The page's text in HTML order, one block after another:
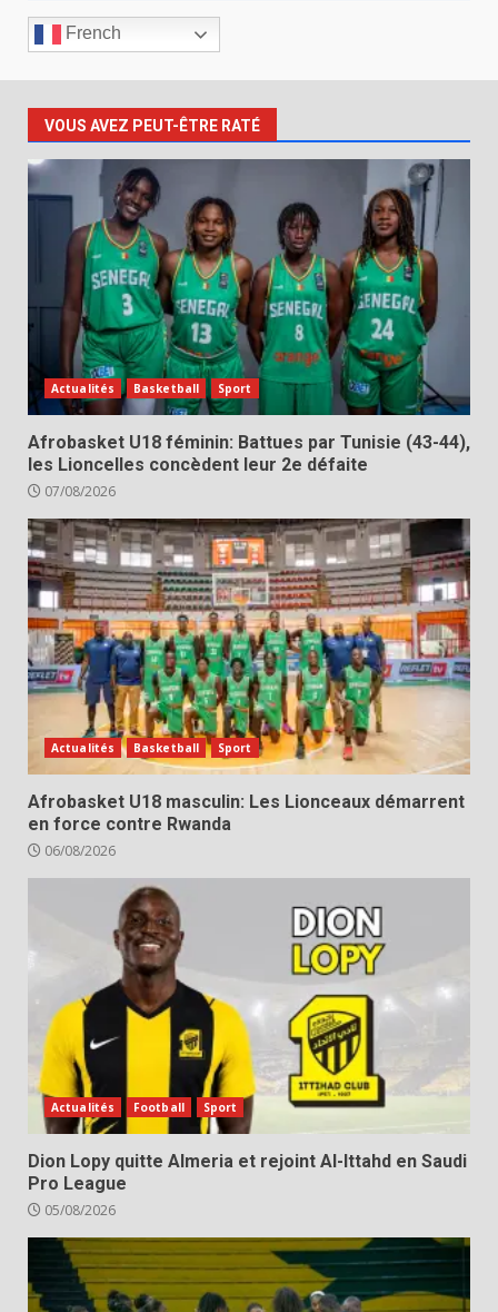
French
VOUS AVEZ PEUT-ÊTRE RATÉ
Actualités Basketball Sport
Afrobasket U18 féminin: Battues par Tunisie (43-44),
les Lioncelles concèdent leur 2e défaite
07/08/2026
Actualités Basketball Sport
Afrobasket U18 masculin: Les Lionceaux démarrent
en force contre Rwanda
06/08/2026
Actualités Football Sport
Dion Lopy quitte Almeria et rejoint Al-Ittahd en Saudi
Pro League
05/08/2026